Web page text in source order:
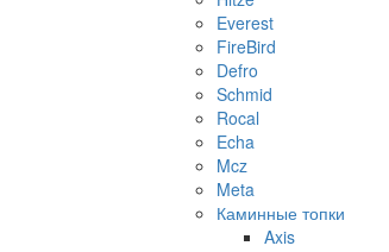
Everest
FireBird
Defro
Schmid
Rocal
Echa
Mcz
Meta
Каминные топки
Axis